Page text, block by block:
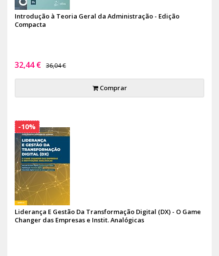
Introdução à Teoria Geral da Administração - Edição
Compacta
32,44 € 36,04 €
Comprar
Liderança E Gestão Da Transformação Digital (DX) - O Game
Changer das Empresas e Instit. Analógicas
-10%